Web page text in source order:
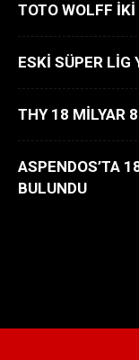
TOTO WOLFF İKİ
ESKİ SÜPER LİG
THY 18 MİLYAR
ASPENDOS’TA
BULUNDU